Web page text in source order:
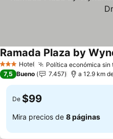
3 Estrellas
Hotel Política económica sin
7,5 Bueno 7.457 a 12.9 km
De $99
Mira precios de 8 páginas